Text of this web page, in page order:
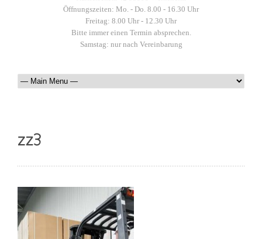
Öffnungszeiten: Mo. - Do. 8.00 - 16.30 Uhr
Freitag: 8.00 Uhr - 12.30 Uhr
Bitte immer einen Termin absprechen.
Samstag: nur nach Vereinbarung